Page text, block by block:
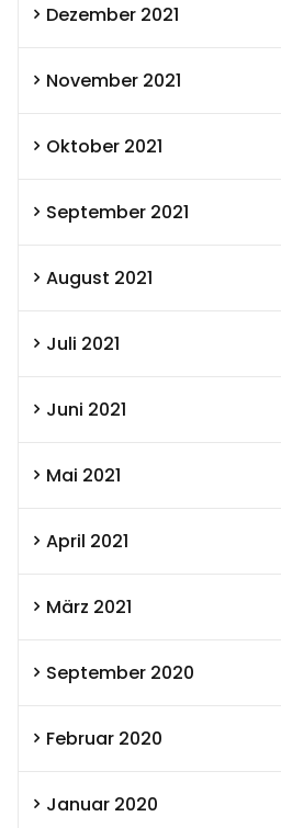
Dezember 2021
November 2021
Oktober 2021
September 2021
August 2021
Juli 2021
Juni 2021
Mai 2021
April 2021
März 2021
September 2020
Februar 2020
Januar 2020